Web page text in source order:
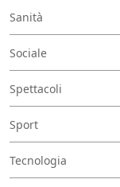
Sanità
Sociale
Spettacoli
Sport
Tecnologia